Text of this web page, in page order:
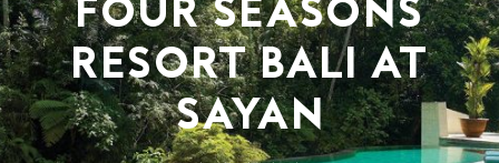
FOUR SEASONS
RESORT BALI AT
SAYAN